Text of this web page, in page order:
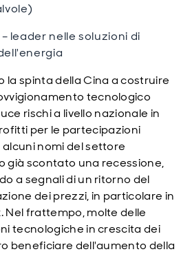
leader nelle soluzioni di
la spinta della Cina a costruire
tecnologico
rischi a livello nazionale in
per le partecipazioni
nomi del settore
già scontato una recessione,
a segnali di un ritorno del
dei prezzi, in particolare in
. Nel frattempo, molte delle
tecnologiche in crescita dei
beneficiare dell'aumento della